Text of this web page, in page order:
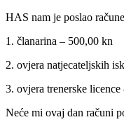
HAS nam je poslao
1. članarina – 500,00 kn
2. ovjera natjecateljskih
3. ovjera trenerske
Neće mi ovaj dan računi